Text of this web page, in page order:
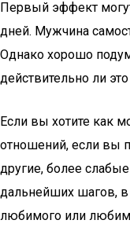
Первый эффект
дней. Мужчина
Однако хорошо
действительно ли
Если вы хотите как
отношений, если вы
другие, более
дальнейших шагов,
любимого или